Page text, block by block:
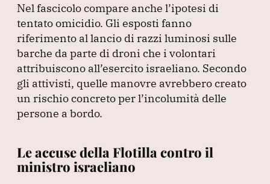
Nel fascicolo compare anche l’ipotesi di
tentato omicidio. Gli esposti fanno
riferimento al lancio di razzi luminosi sulle
barche da parte di droni che i volontari
attribuiscono all’esercito israeliano. Secondo
gli attivisti, quelle manovre avrebbero creato
un rischio concreto per l’incolumità delle
persone a bordo.
Le accuse della Flotilla contro il
ministro israeliano